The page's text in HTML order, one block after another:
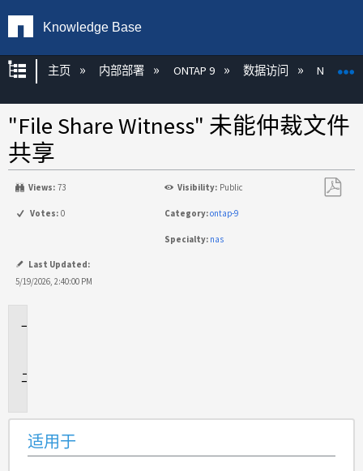
Knowledge Base
扩展/隐缩全局层次
主页 内部部署 ONTAP 9 数据访问 NAS
"File Share Witness" 未能仲裁文件
共享
Views: 73 Visibility: Public
Votes: 0 Category:ontap-9
Specialty: nas
Last Updated:
5/19/2026, 2:40:00 PM
适用于